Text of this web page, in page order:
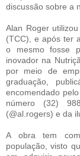
discussão sobre a
Alan Roger
(TCC), e após ter
o mesmo fosse
inovador na
por meio de
graduação,
encomendado
número (32)
(@al.rogers) e da
A obra tem
população, visto